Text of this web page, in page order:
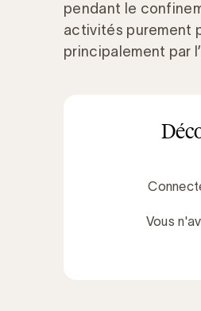
pendant le
activités purement
principalement par
Vous